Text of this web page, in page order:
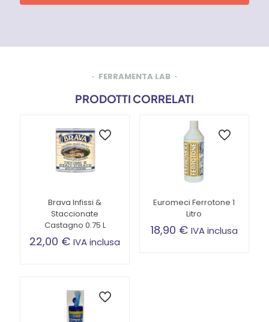
FERRAMENTA LAB
PRODOTTI CORRELATI
Brava Infissi &
Staccionate
Castagno 0.75 L
22,00 € IVA inclusa
Euromeci Ferrotone 1
Litro
18,90 € IVA inclusa